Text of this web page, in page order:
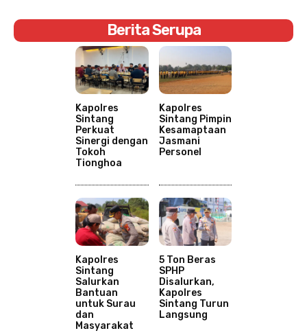
Berita Serupa
Kapolres
Sintang
Perkuat
Sinergi dengan
Tokoh
Tionghoa
Kapolres
Sintang Pimpin
Kesamaptaan
Jasmani
Personel
Kapolres
Sintang
Salurkan
Bantuan
untuk Surau
dan
Masyarakat
5 Ton Beras
SPHP
Disalurkan,
Kapolres
Sintang Turun
Langsung